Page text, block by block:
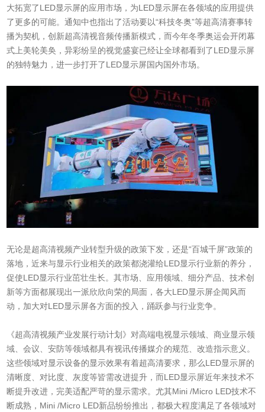
大拓宽了LED显示屏的应用市场，为LED显示屏在各领域的应用提供
了更多的可能。通知中也指出了活动要以“科技冬奥”等超高清赛事转
播为契机，创新超高清视音频传播新模式，而今年冬季奥运会开闭幕
式上美轮美奂，异彩纷呈的视觉盛宴已经让全球都看到了LED显示屏
的独特魅力，进一步打开了LED显示屏国内国外市场。
无论是超高清视频产业转型升级的政策下发，还是“百城千屏”政策的
落地，近来与显示行业相关的政策都浇灌给LED显示行业新的养分，
促使LED显示行业茁壮生长。其市场、应用领域、细分产品、技术创
新等方面都展现出一派欣欣向荣的局面，各大LED显示屏企闻风而
动，加大对LED显示屏各方面的投入，踊跃参与行业竞争。
《超高清视频产业发展行动计划》对高端电视显示领域、商业显示领
域、会议、安防等领域都具有视讯传播媒介的规范、改造指示意义。
这些领域对显示设备的显示效果有着超高清要求，那么LED显示屏的
清晰度、对比度、灰度等皆需改进提升，而LED显示屏近年来技术不
断提升改进，完美适配严苛的显示需求。尤其Mini /Micro LED技术不
断成熟，Mini /Micro LED新品纷纷推出，都极大程度满足了各领域对